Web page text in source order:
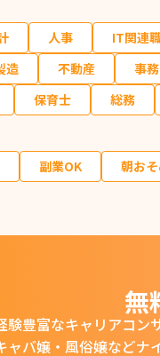
人事 IT関連
造 不動産 事務
保育士 総務
副業OK 朝お
無
験豊富なキャリアコン
ャバ嬢・風俗嬢などナ